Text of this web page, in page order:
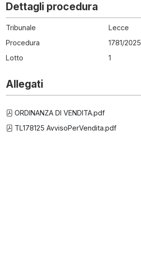
Dettagli procedura
Tribunale
Lecce
Procedura
1781/2025
Lotto
1
Allegati
ORDINANZA DI VENDITA.pdf
TL178125 AvvisoPerVendita.pdf